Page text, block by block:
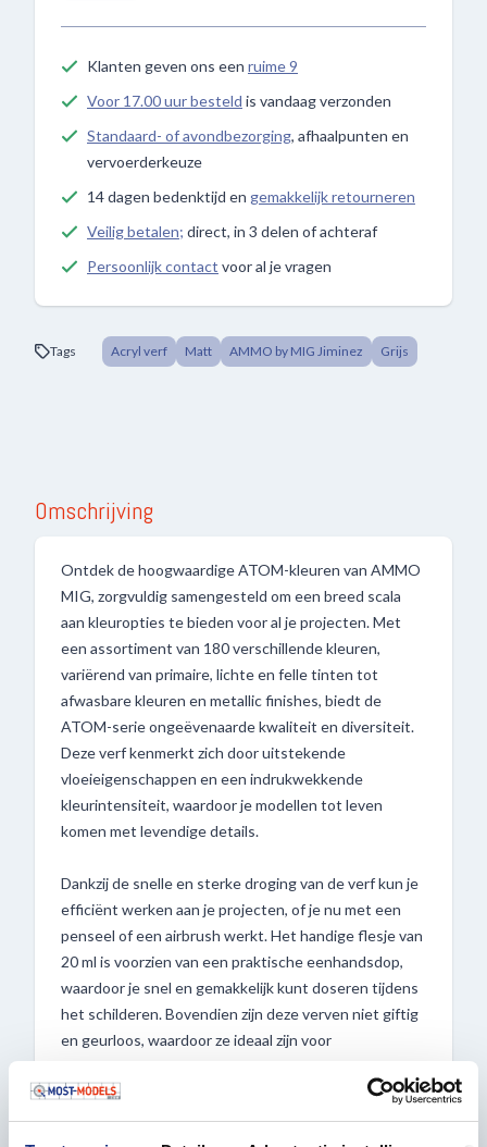
Klanten geven ons een ruime 9
Voor 17.00 uur besteld is vandaag verzonden
Standaard- of avondbezorging, afhaalpunten en
vervoerderkeuze
14 dagen bedenktijd en gemakkelijk retourneren
Veilig betalen; direct, in 3 delen of achteraf
Persoonlijk contact voor al je vragen
Tags Acryl verf Matt AMMO by MIG Jiminez Grijs
Omschrijving
Ontdek de hoogwaardige ATOM-kleuren van AMMO
MIG, zorgvuldig samengesteld om een breed scala
aan kleuropties te bieden voor al je projecten. Met
een assortiment van 180 verschillende kleuren,
variërend van primaire, lichte en felle tinten tot
afwasbare kleuren en metallic finishes, biedt de
ATOM-serie ongeëvenaarde kwaliteit en diversiteit.
Deze verf kenmerkt zich door uitstekende
vloeieigenschappen en een indrukwekkende
kleurintensiteit, waardoor je modellen tot leven
komen met levendige details.
Dankzij de snelle en sterke droging van de verf kun je
efficiënt werken aan je projecten, of je nu met een
penseel of een airbrush werkt. Het handige flesje van
20 ml is voorzien van een praktische eenhandsdop,
waardoor je snel en gemakkelijk kunt doseren tijdens
het schilderen. Bovendien zijn deze verven niet giftig
en geurloos, waardoor ze ideaal zijn voor
Ontdek nu het gemak en de veelzijdigheid van de